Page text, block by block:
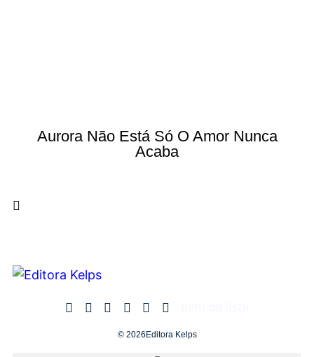
Aurora Não Está Só O Amor Nunca
Acaba
© 2026Editora Kelps